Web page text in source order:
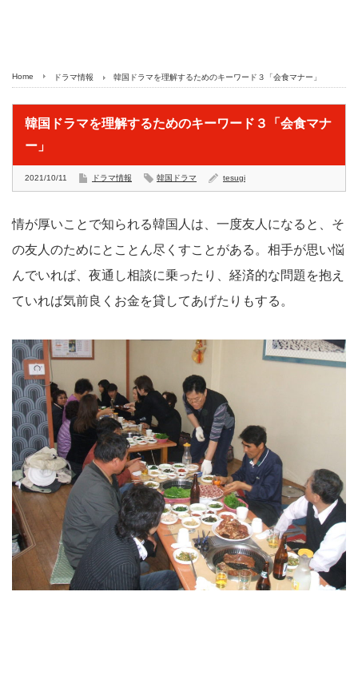
Home ドラマ情報 韓国ドラマを理解するためのキーワード３「会食マナー」
韓国ドラマを理解するためのキーワード３「会食マナ
ー」
2021/10/11 ドラマ情報 韓国ドラマ tesugi
情が厚いことで知られる韓国人は、一度友人になると、そ
の友人のためにとことん尽くすことがある。相手が思い悩
んでいれば、夜通し相談に乗ったり、経済的な問題を抱え
ていれば気前良くお金を貸してあげたりもする。